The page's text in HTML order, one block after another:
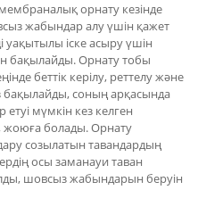
орнату кезінде
жабындар алу үшін қажет
уақытылы іске асыру үшін
бақылайды. Орнату тобы
беттік керілу, реттелу және
бақылайды, соның арқасында
мүмкін кез келген
жоюға болады. Орнату
созылатын тавандардың
осы заманауи таван
шовсыз жабындарын беруін